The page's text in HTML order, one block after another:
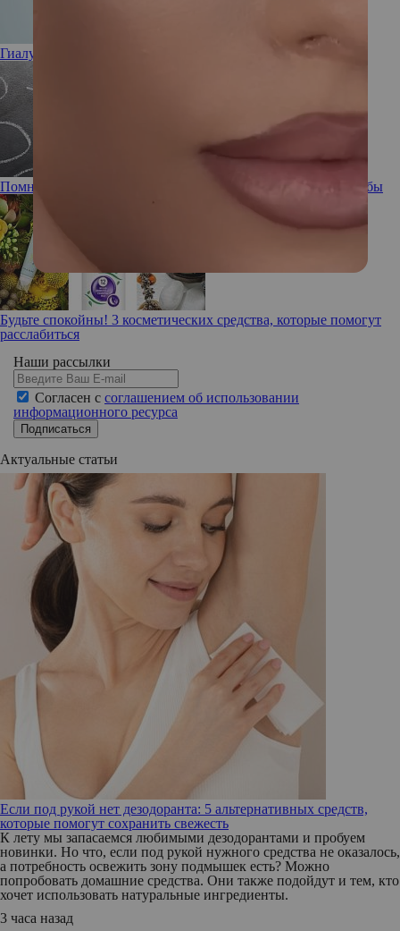
Гиалуроновая кислота: полезна или вредна
Помнишь ли ты: забывчивость, ее причины и способы борьбы
Будьте спокойны! 3 косметических средства, которые помогут
расслабиться
Наши рассылки
Согласен с соглашением об использовании
информационного ресурса
Подписаться
Актуальные статьи
Если под рукой нет дезодоранта: 5 альтернативных средств,
которые помогут сохранить свежесть
К лету мы запасаемся любимыми дезодорантами и пробуем
новинки. Но что, если под рукой нужного средства не оказалось,
а потребность освежить зону подмышек есть? Можно
попробовать домашние средства. Они также подойдут и тем, кто
хочет использовать натуральные ингредиенты.
3 часа назад